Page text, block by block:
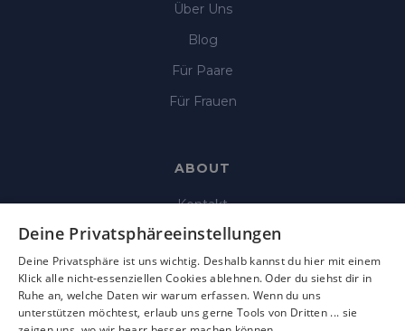
Über Uns
Blog
Für Paare
Für Frauen
ABOUT
Kontakt
Impressum
Datenschutz
AGB
Nutzungsbedingungen
Deine Privatsphäreeinstellungen
Deine Privatsphäre ist uns wichtig. Deshalb kannst du hier mit einem
Klick alle nicht-essenziellen Cookies ablehnen. Oder du siehst dir in
Ruhe an, welche Daten wir warum erfassen. Wenn du uns
unterstützen möchtest, erlaub uns gerne Tools von Dritten ... sie